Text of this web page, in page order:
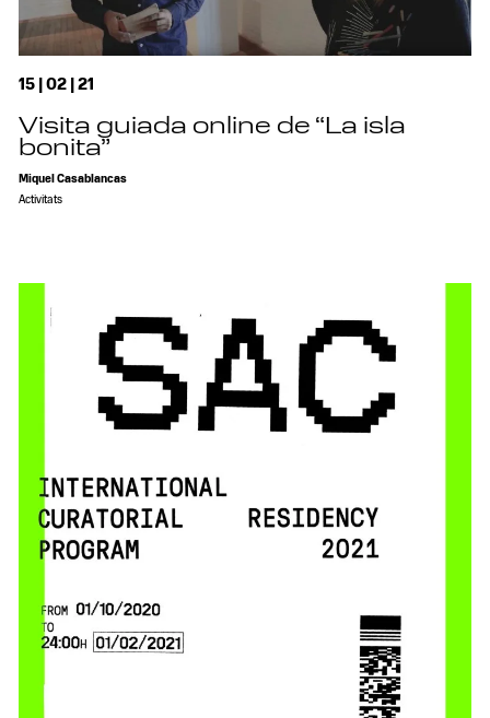
15 | 02 | 21
Visita guiada online de “La isla
bonita”
Miquel Casablancas
Activitats